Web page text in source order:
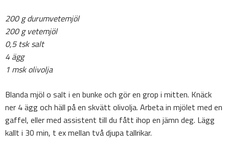
200 g durumvetemjöl
200 g vetemjöl
0,5 tsk salt
4 ägg
1 msk olivolja
Blanda mjöl o salt i en bunke och gör en grop i mitten. Knäck
ner 4 ägg och häll på en skvätt olivolja. Arbeta in mjölet med en
gaffel, eller med assistent till du fått ihop en jämn deg. Lägg
kallt i 30 min, t ex mellan två djupa tallrikar.